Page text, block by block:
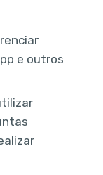
e outros